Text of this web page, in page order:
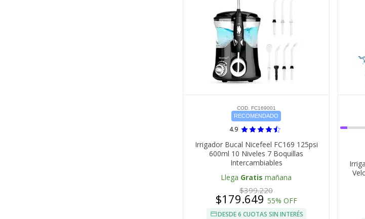
COD. FC169001
RECOMENDADO
4.9
Irrigador Bucal Nicefeel FC169 125psi
600ml 10 Niveles 7 Boquillas
Intercambiables
Llega Gratis mañana
$399.220
$179.649 55% OFF
DESDE 6 CUOTAS SIN INTERÉS